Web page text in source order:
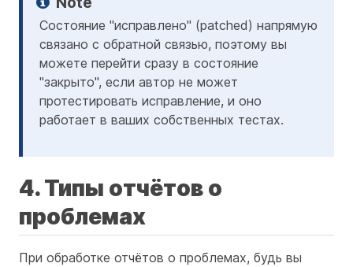
Состояние "исправлено" (patched) напрямую
связано с обратной связью, поэтому вы
можете перейти сразу в состояние
"закрыто", если автор не может
протестировать исправление, и оно
работает в ваших собственных тестах.
4. Типы отчётов о
проблемах
При обработке отчётов о проблемах, будь вы